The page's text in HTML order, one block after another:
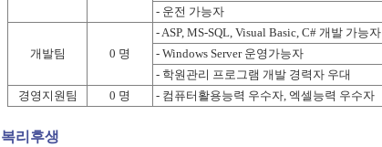
- 운전 가능자
개발팀 0 명
- ASP, MS-SQL, Visual Basic, C# 개발 가능자
- Windows Server 운영가능자
- 학원관리 프로그램 개발 경력자 우대
경영지원팀
0 명 - 컴퓨터활용능력 우수자, 엑셀능력 우수자
복리후생